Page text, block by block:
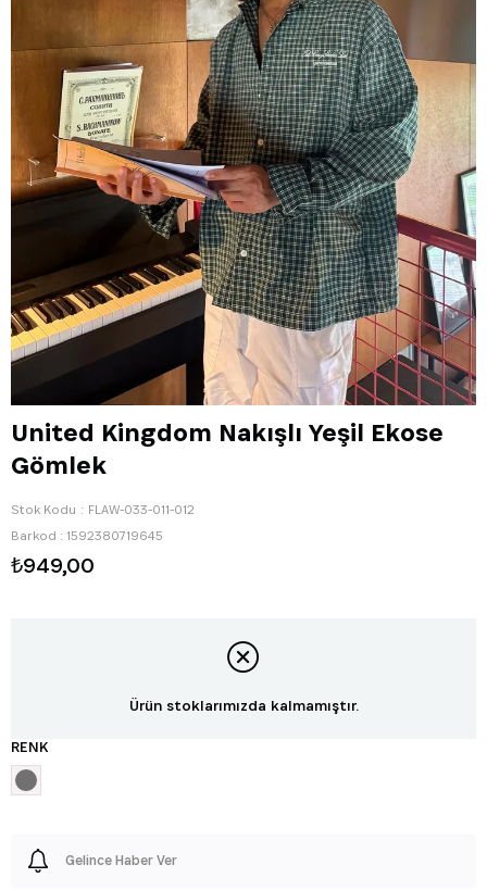
United Kingdom Nakışlı Yeşil Ekose
Gömlek
Stok Kodu
FLAW-033-011-012
Barkod : 1592380719645
₺949,00
Ürün stoklarımızda kalmamıştır.
RENK
Gelince Haber Ver